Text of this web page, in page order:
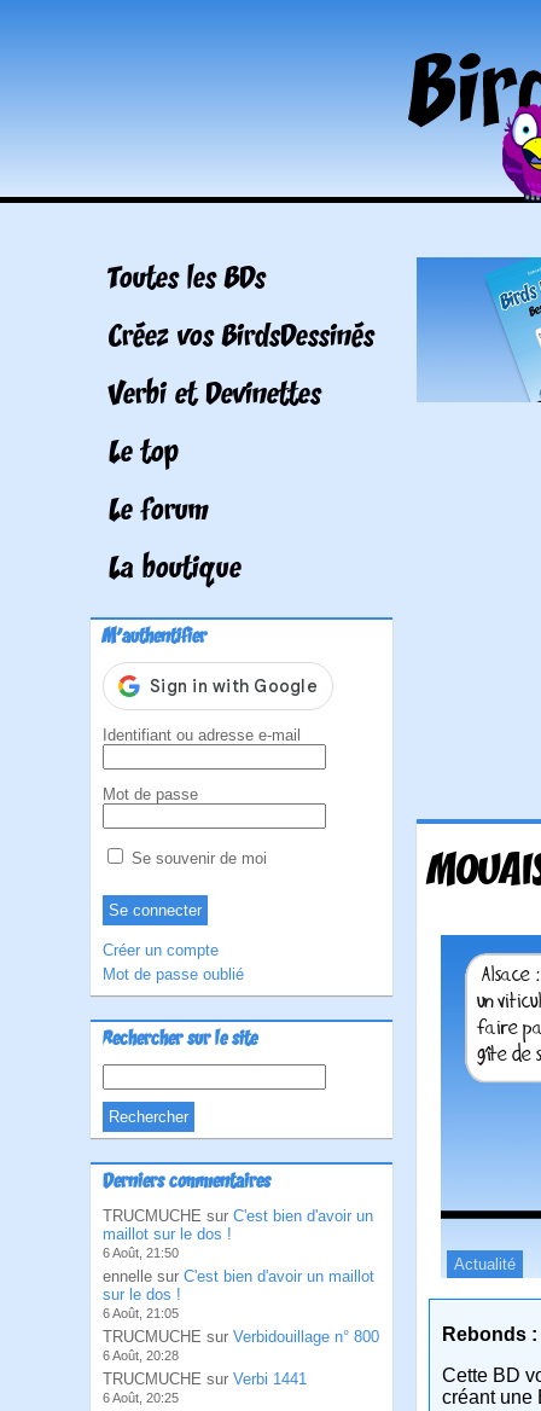
Toutes les BDs
Créez vos BirdsDessinés
Verbi et Devinettes
Le top
Le forum
La boutique
M'authentifier
Identifiant ou adresse e-mail
Mot de passe
Se souvenir de moi
Créer un compte
Mot de passe oublié
Rechercher sur le site
Derniers commentaires
TRUCMUCHE sur C'est bien d'avoir un
maillot sur le dos !
6 Août, 21:50
ennelle sur C'est bien d'avoir un maillot
sur le dos !
6 Août, 21:05
TRUCMUCHE sur Verbidouillage n° 800
6 Août, 20:28
TRUCMUCHE sur Verbi 1441
6 Août, 20:25
Actualité
Rebonds :
Cette BD
créant une